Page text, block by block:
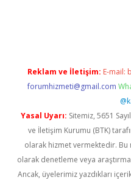
Reklam ve İletişim: E-mail:
forumhizmeti@gmail.com
Yasal Uyarı: Sitemiz, 5651
ve İletişim Kurumu (BTK)
olarak hizmet vermektedir.
olarak denetleme veya
Ancak, üyelerimiz yazdıkları